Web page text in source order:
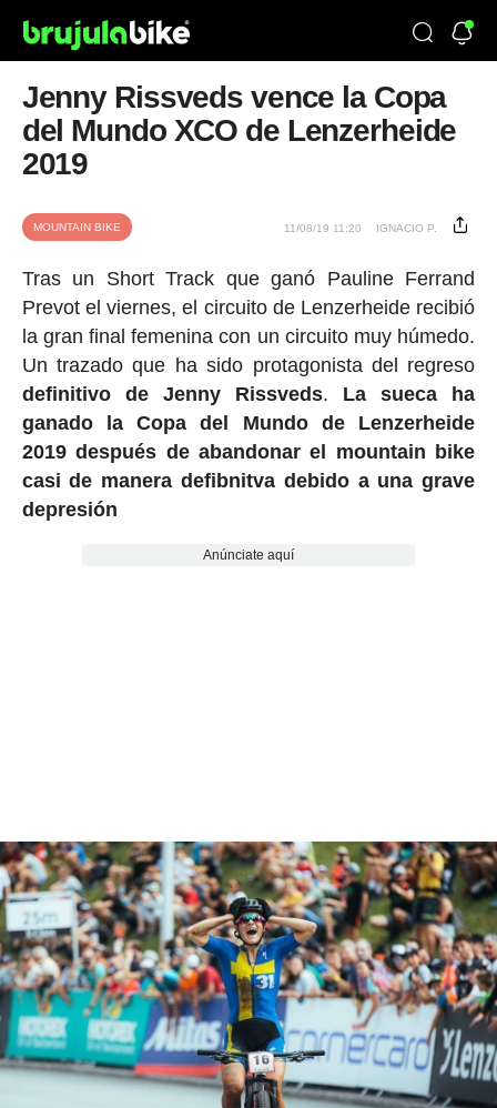
Jenny Rissveds vence la Copa
del Mundo XCO de Lenzerheide
2019
MOUNTAIN BIKE 11/08/19 11:20 IGNACIO P.
Tras un Short Track que ganó Pauline Ferrand
Prevot el viernes, el circuito de Lenzerheide recibió
la gran final femenina con un circuito muy húmedo.
Un trazado que ha sido protagonista del regreso
definitivo de Jenny Rissveds. La sueca ha
ganado la Copa del Mundo de Lenzerheide
2019 después de abandonar el mountain bike
casi de manera defibnitva debido a una grave
depresión
Anúnciate aquí